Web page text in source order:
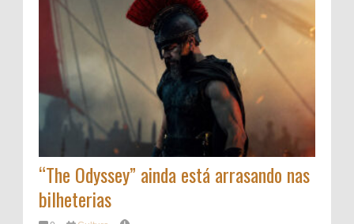
“The Odyssey” ainda está arrasando nas
bilheterias